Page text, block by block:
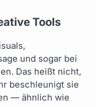
Tools
und sogar bei
Das heißt nicht,
beschleunigt sie
— ähnlich wie